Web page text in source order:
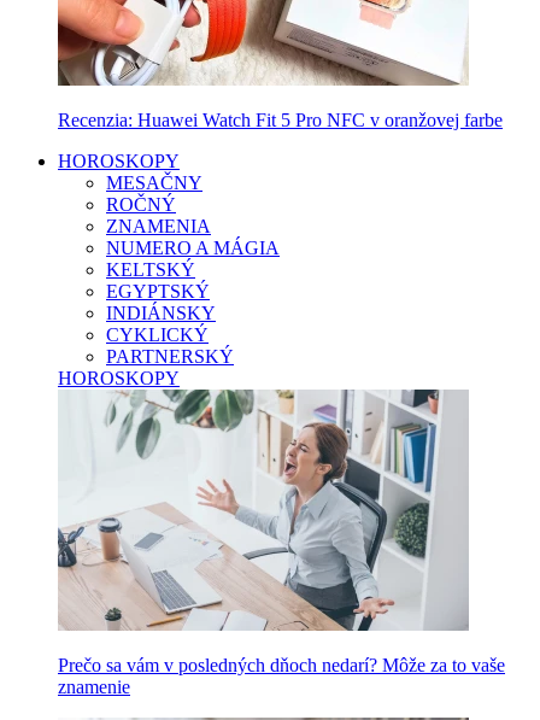
Recenzia: Huawei Watch Fit 5 Pro NFC v oranžovej farbe
HOROSKOPY
MESAČNY
ROČNÝ
ZNAMENIA
NUMERO A MÁGIA
KELTSKÝ
EGYPTSKÝ
INDIÁNSKY
CYKLICKÝ
PARTNERSKÝ
HOROSKOPY
Prečo sa vám v posledných dňoch nedarí? Môže za to vaše
znamenie